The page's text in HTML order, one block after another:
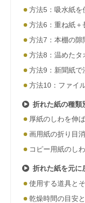
方法5：吸水紙を
方法6：重ね紙＋
方法7：本棚の隙
方法8：温めたタ
方法9：新聞紙で
方法10：ファイ
折れた紙の種類
厚紙のしわを伸
画用紙の折り目
コピー用紙のし
折れた紙を元に
使用する道具と
乾燥時間の目安